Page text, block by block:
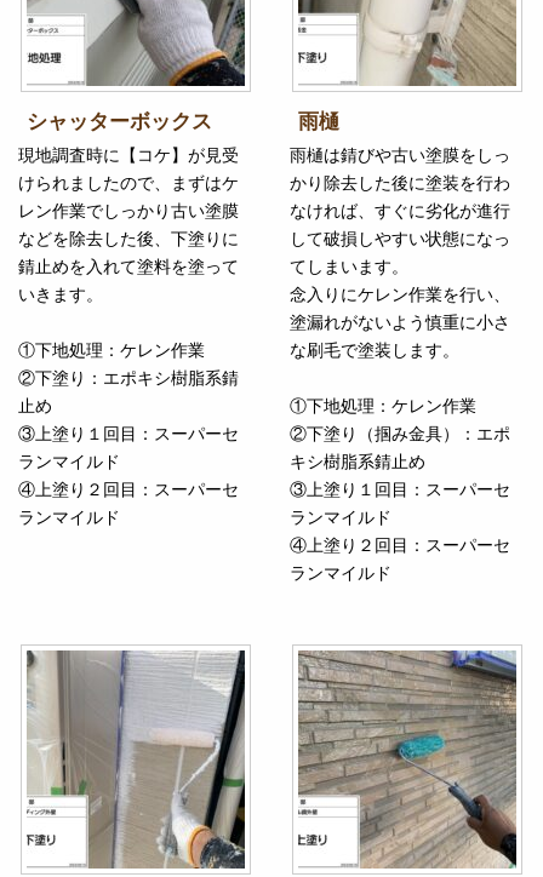
シャッターボックス
現地調査時に【コケ】が見受
けられましたので、まずはケ
レン作業でしっかり古い塗膜
などを除去した後、下塗りに
錆止めを入れて塗料を塗って
いきます。
①下地処理：ケレン作業
②下塗り：エポキシ樹脂系錆
止め
③上塗り１回目：スーパーセ
ランマイルド
④上塗り２回目：スーパーセ
ランマイルド
雨樋
雨樋は錆びや古い塗膜をしっ
かり除去した後に塗装を行わ
なければ、すぐに劣化が進行
して破損しやすい状態になっ
てしまいます。
念入りにケレン作業を行い、
塗漏れがないよう慎重に小さ
な刷毛で塗装します。
①下地処理：ケレン作業
②下塗り（掴み金具）：エポ
キシ樹脂系錆止め
③上塗り１回目：スーパーセ
ランマイルド
④上塗り２回目：スーパーセ
ランマイルド